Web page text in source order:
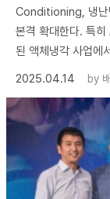
Conditioning, 냉난
본격 확대한다. 특
된 액체냉각 사업에
2025.04.14
by